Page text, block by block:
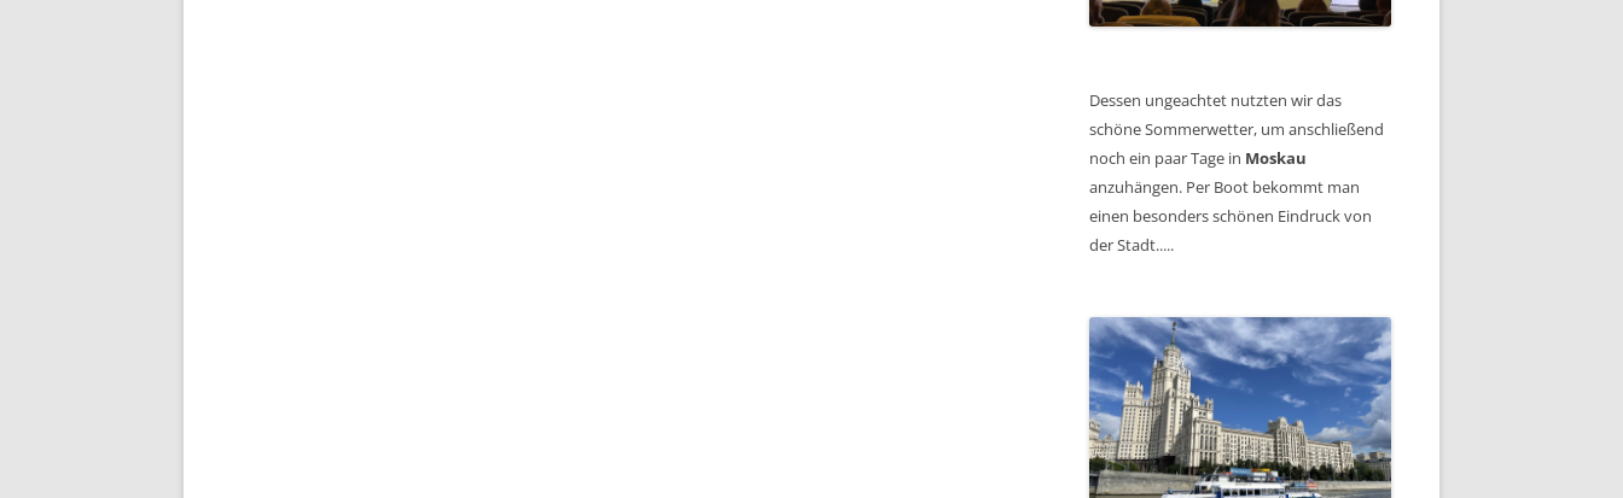
Dessen ungeachtet nutzten wir das
schöne Sommerwetter, um anschließend
noch ein paar Tage in Moskau
anzuhängen. Per Boot bekommt man
einen besonders schönen Eindruck von
der Stadt.....